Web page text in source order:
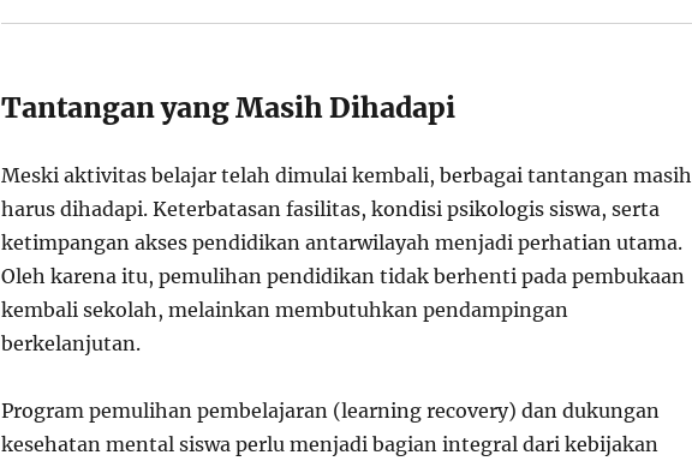
Tantangan yang Masih Dihadapi
Meski aktivitas belajar telah dimulai kembali, berbagai tantangan masih
harus dihadapi. Keterbatasan fasilitas, kondisi psikologis siswa, serta
ketimpangan akses pendidikan antarwilayah menjadi perhatian utama.
Oleh karena itu, pemulihan pendidikan tidak berhenti pada pembukaan
kembali sekolah, melainkan membutuhkan pendampingan
berkelanjutan.
Program pemulihan pembelajaran (learning recovery) dan dukungan
kesehatan mental siswa perlu menjadi bagian integral dari kebijakan